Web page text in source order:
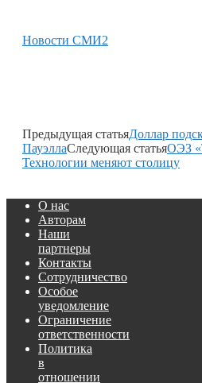
Новости СМИ2
Предыдущая статьяДоллар
ПауэллаСледующая статьяОЭЗ
Технологии меняют столицу
О нас
Авторам
Наши
партнеры
Контакты
Сотрудничество
Особое
уведомление
Ограничение
ответственности
Политика
в
отношении